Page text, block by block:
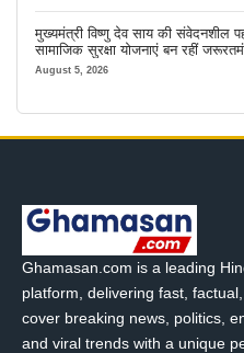
मुख्यमंत्री विष्णु देव साय की संवेदनशील
सामाजिक सुरक्षा योजनाएं बन रहीं जरूरतमंद
मजबूत सहारा
August 5, 2026
Ghamasan.com is a leading
platform, delivering fast,
cover breaking news, politics,
and viral trends with a unique